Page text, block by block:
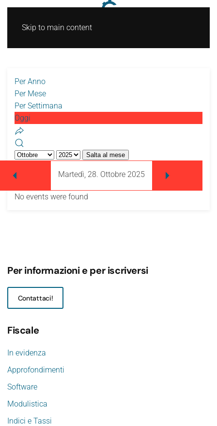
Skip to main content
Per Anno
Per Mese
Per Settimana
Oggi
Salta al mese
Martedì, 28. Ottobre 2025
No events were found
Per informazioni e per iscriversi
Contattaci!
Fiscale
In evidenza
Approfondimenti
Software
Modulistica
Indici e Tassi